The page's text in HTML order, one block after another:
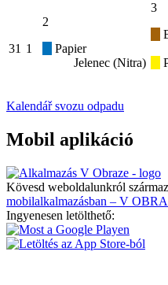
31 1
2
Papier
Jelenec (Nitra)
3
Kalendář svozu odpadu
Mobil aplikáció
Kövesd weboldalunkról
mobilalkalmazásban – V
Ingyenesen letölthető: